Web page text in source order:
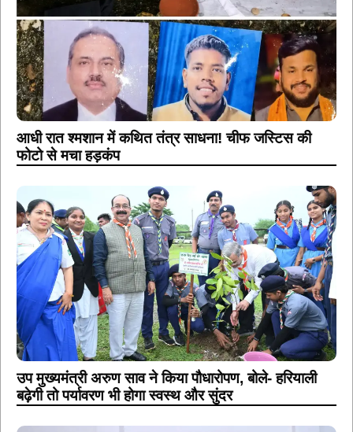
आधी रात श्मशान में कथित तंत्र साधना! चीफ जस्टिस की
फोटो से मचा हड़कंप
उप मुख्यमंत्री अरुण साव ने किया पौधारोपण, बोले- हरियाली
बढ़ेगी तो पर्यावरण भी होगा स्वस्थ और सुंदर